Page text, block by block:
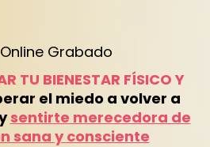
Grabado
TU BIENESTAR FÍSICO Y
el miedo a volver a
sentirte merecedora de
sana y consciente